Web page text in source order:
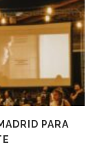
PARA